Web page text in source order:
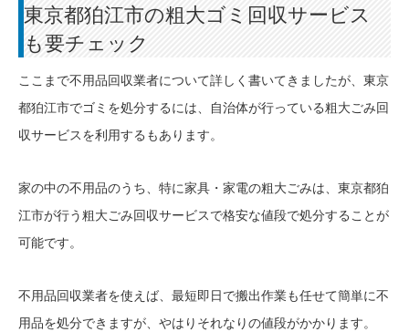
東京都狛江市の粗大ゴミ回収サービス
も要チェック
ここまで不用品回収業者について詳しく書いてきましたが、東京
都狛江市でゴミを処分するには、自治体が行っている粗大ごみ回
収サービスを利用するもあります。
家の中の不用品のうち、特に家具・家電の粗大ごみは、東京都狛
江市が行う粗大ごみ回収サービスで格安な値段で処分することが
可能です。
不用品回収業者を使えば、最短即日で搬出作業も任せて簡単に不
用品を処分できますが、やはりそれなりの値段がかかります。